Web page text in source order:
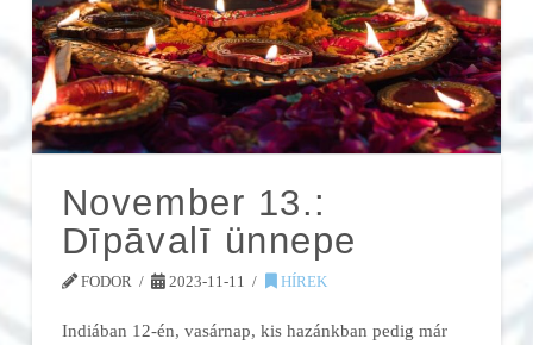
November 13.:
Dīpāvalī ünnepe
FODOR 2023-11-11 HÍREK
Indiában 12-én, vasárnap, kis hazánkban pedig már